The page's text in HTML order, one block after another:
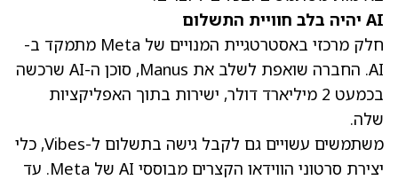
AI יהיה בלב חוויית התשלום
חלק מרכזי באסטרטגיית המנויים של Meta מתמקד ב-
AI. החברה שואפת לשלב את Manus, סוכן ה-AI שרכשה
בכמעט 2 מיליארד דולר, ישירות בתוך האפליקציות
שלה.
משתמשים עשויים גם לקבל גישה בתשלום ל-Vibes, כלי
יצירת סרטוני הווידאו הקצרים מבוססי AI של Meta. עד